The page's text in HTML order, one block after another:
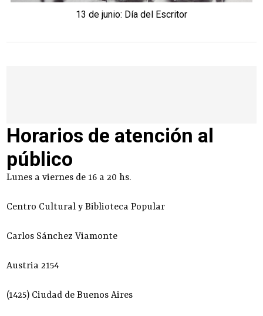
13 de junio: Día del Escritor
Horarios de atención al
público
Lunes a viernes de 16 a 20 hs.
Centro Cultural y Biblioteca Popular
Carlos Sánchez Viamonte
Austria 2154
(1425) Ciudad de Buenos Aires